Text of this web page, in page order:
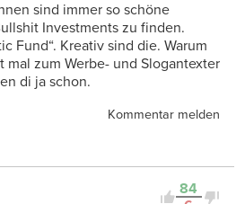
sind immer so schöne
Investments zu finden.
Fund“. Kreativ sind die. Warum
zum Werbe- und Slogantexter
di ja schon.
Kommentar melden
84